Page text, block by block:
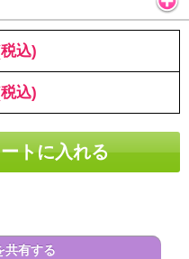
込)
込)
トに入れる
共有する